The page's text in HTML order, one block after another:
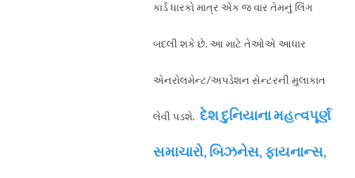
કાર્ડ ધારકો માત્ર એક જ વાર તેમનું લિંગ
બદલી શકે છે. આ માટે તેઓએ આધાર
એનરોલમેન્ટ/અપડેશન સેન્ટરની મુલાકાત
લેવી પડશે. દેશ દુનિયાના મહત્વપૂર્ણ
સમાચારો, બિઝનેસ, ફાયનાન્સ,